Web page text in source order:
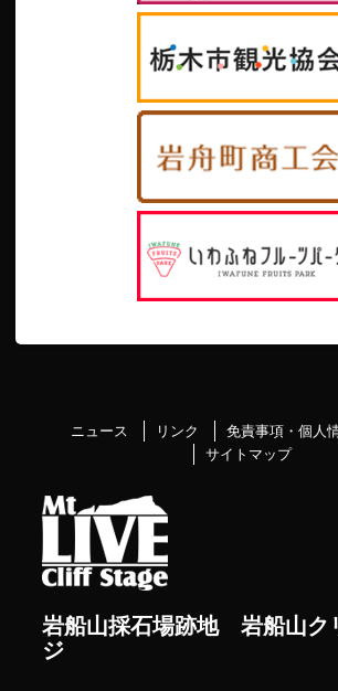
ニュース リンク
免責事項・個人
サイトマップ
岩船山採石場跡地 岩船山ク
ジ